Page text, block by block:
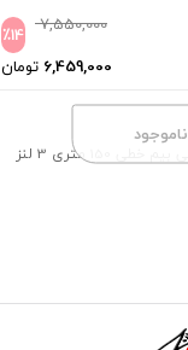
٪14 7,550,000
6,459,000 تومان
ناموجود